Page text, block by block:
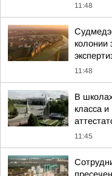
11:48
колонии
11:48
В
класса
11:45